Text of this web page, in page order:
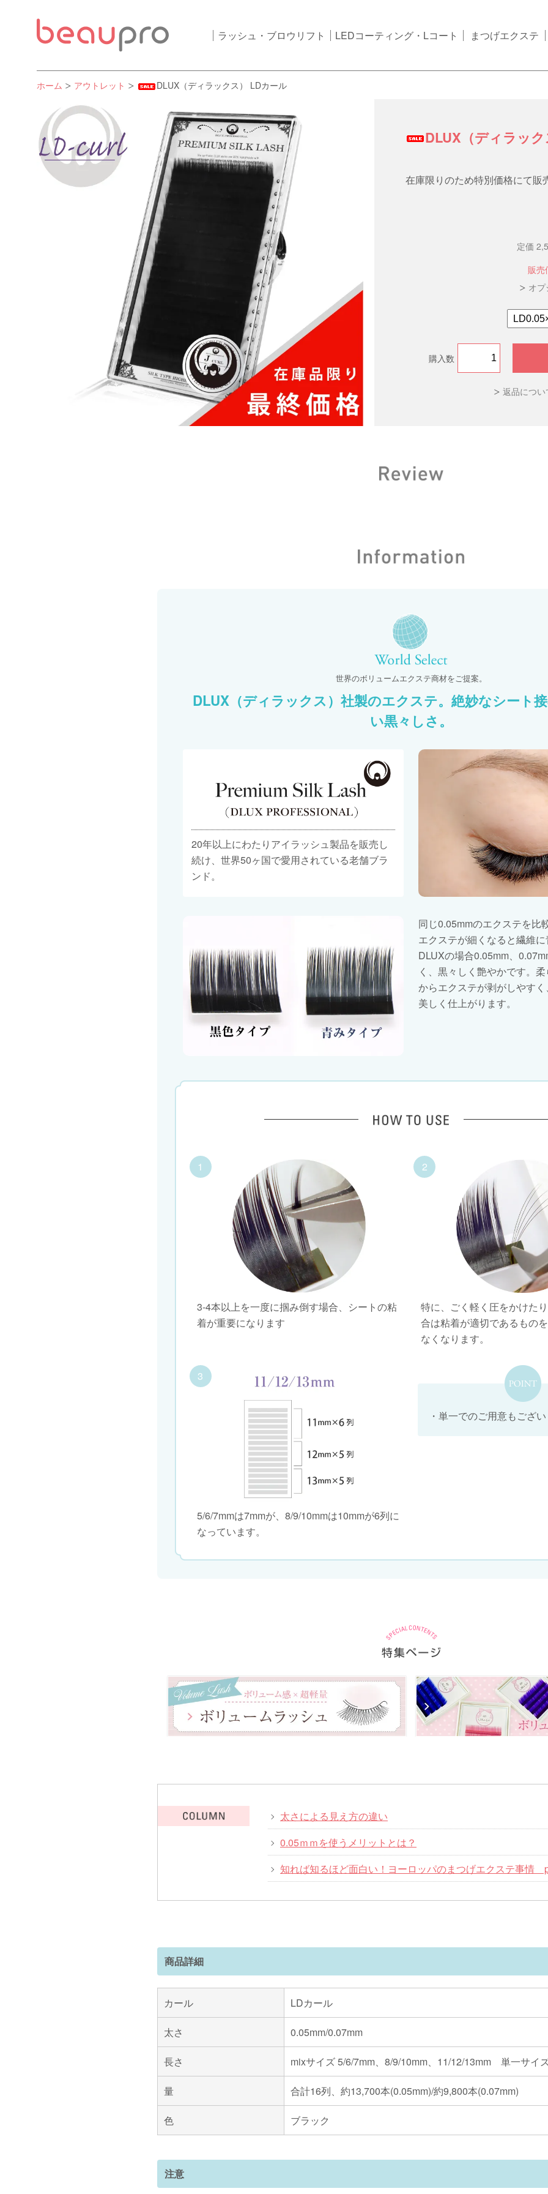
ラッシュ・ブロウリフト LEDコーティング・Lコート まつげエクステ
ホーム アウトレット DLUX（ディラックス） LDカール
DLUX（ディラッ
在庫限りのため特別価格にて
定価
販売
オ
購入数
返品につ
世界のボリュームエクステ商材をご提案。
DLUX（ディラックス）社製のエクステ。絶妙なシート
い黒々しさ。
20年以上にわたりアイラッシュ製品を販売し
続け、世界50ヶ国で愛用されている老舗ブラ
ンド。
同じ0.05mmのエクステを比
エクステが細くなると繊維
DLUXの場合0.05mm、
く、黒々しく艶やかです。
からエクステが剥がしやす
美しく仕上がります。
1
3-4本以上を一度に掴み倒す場合、シートの粘
着が重要になります
2
特に、ごく軽く圧をかけた
合は粘着が適切であるもの
なくなります。
3
5/6/7mmは7mmが、8/9/10mmは10mmが6列に
なっています。
・単一でのご用意もござ
太さによる見え方の違い
0.05ｍｍを使うメリットとは？
知れば知るほど面白い！ヨーロッパのまつげエクステ事情
商品詳細
カール LDカール
太さ 0.05mm/0.07mm
長さ mixサイズ 5/6/7mm、8/9/10mm、11/12/13mm 単一サイ
量 合計16列、約13,700本(0.05mm)/約9,800本(0.07mm)
色 ブラック
注意